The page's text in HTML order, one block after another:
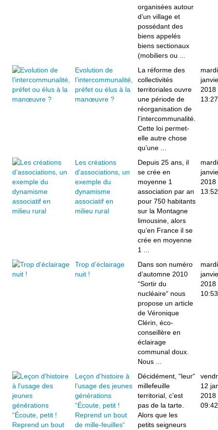
organisées autour
d’un village et
possédant des
biens appelés
biens sectionaux
(mobiliers ou ...
Evolution de
l’intercommunalité,
préfet ou élus à la
manœuvre ?
La réforme des
collectivités
territoriales ouvre
une période de
réorganisation de
l’intercommunalité.
Cette loi permet-
elle autre chose
qu’une ...
2018
13:27
Les créations
d’associations, un
exemple du
dynamisme
associatif en
milieu rural
Depuis 25 ans, il
se crée en
moyenne 1
association par an
pour 750 habitants
sur la Montagne
limousine, alors
qu’en France il se
crée en moyenne
1 ...
2018
13:52
Trop d’éclairage
nuit !
Dans son numéro
d’automne 2010
“Sortir du
nucléaire“ nous
propose un article
de Véronique
Clérin, éco-
conseillère en
éclairage
communal doux.
Nous ...
2018
10:53
Leçon d'histoire à
l'usage des jeunes
générations
“Écoute, petit !
Reprend un bout
de mille-feuilles“
Décidément, “leur“
millefeuille
territorial, c’est
pas de la tarte.
Alors que les
petits seigneurs
12
2018
09:42